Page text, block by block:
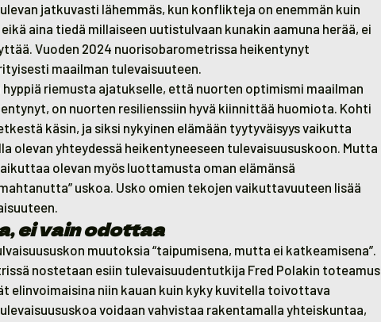
jatkuvasti lähemmäs, kun konflikteja on enemmän kuin
aina tiedä millaiseen uutistulvaan kunakin aamuna herää, ei
Vuoden 2024 nuorisobarometrissa heikentynyt
maailman tulevaisuuteen.
riemusta ajatukselle, että nuorten optimismi maailman
on nuorten resilienssiin hyvä kiinnittää huomiota. Kohti
käsin, ja siksi nykyinen elämään tyytyväisyys vaikutta
olevan yhteydessä heikentyneeseen tulevaisuususkoon. Mutta
olevan myös luottamusta oman elämänsä
uskoa. Usko omien tekojen vaikuttavuuteen lisää
ei vain odottaa
muutoksia “taipumisena, mutta ei katkeamisena”.
nostetaan esiin tulevaisuudentutkija Fred Polakin toteamus
elinvoimaisina niin kauan kuin kyky kuvitella toivottava
voidaan vahvistaa rakentamalla yhteiskuntaa,